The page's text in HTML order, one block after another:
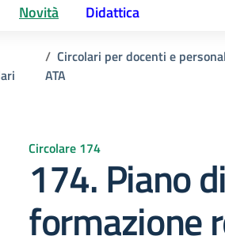
Novità Didattica
Circolari per docenti e
ATA
Circolare 174
174. Piano di
formazione